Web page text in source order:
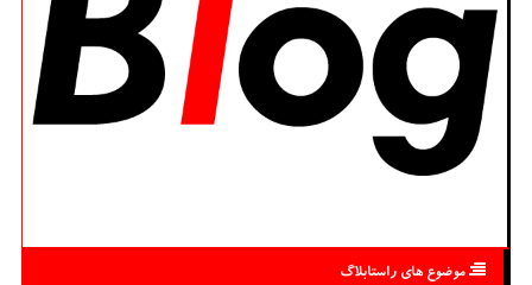
موضوع های راستابلاگ